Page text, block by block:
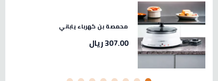
محمصة بن كهرباء ياباني
307.00 ريال